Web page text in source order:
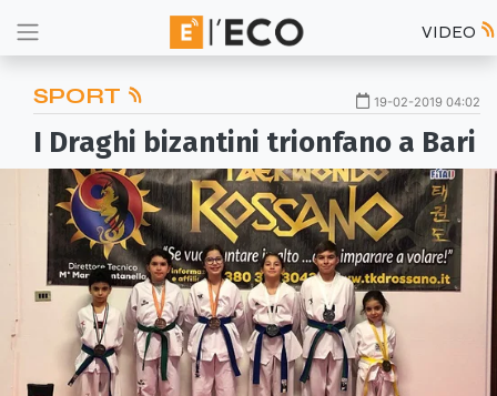
VIDEO
SPORT 19-02-2019 04:02
I Draghi bizantini trionfano a Bari